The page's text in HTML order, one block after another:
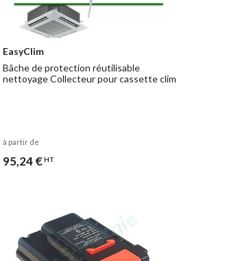
EasyClim
Bâche de protection réutilisable
nettoyage Collecteur pour cassette clim
à partir de
95,24 €HT